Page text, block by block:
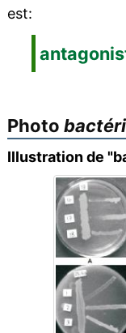
est:
Photo
Illustration de